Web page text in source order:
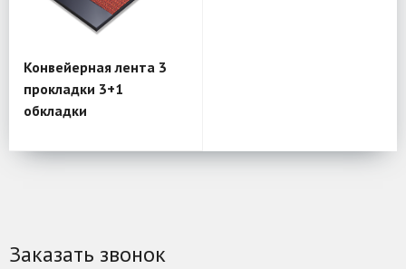
Конвейерная лента 3
прокладки 3+1
обкладки
Заказать звонок